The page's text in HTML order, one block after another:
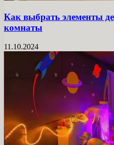
Как выбрать элементы
комнаты
11.10.2024